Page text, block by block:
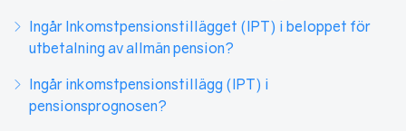
Ingår Inkomstpensionstillägget (IPT) i beloppet för
utbetalning av allmän pension?
Ingår inkomstpensionstillägg (IPT) i
pensionsprognosen?